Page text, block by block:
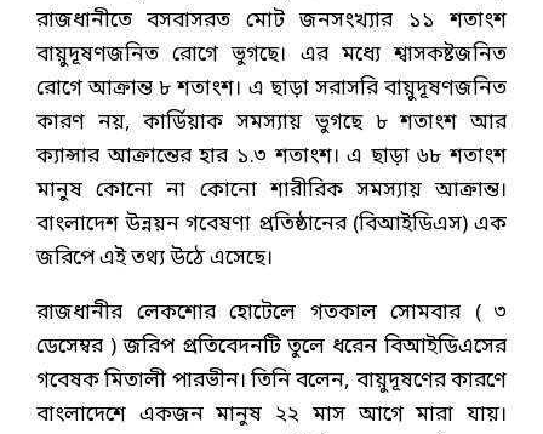
রাজধানীতে বসবাসরত মোট জনসংখ্যার ১১ শতাংশ
বায়ুদূষণজনিত রোগে ভুগছে। এর মধ্যে শ্বাসকষ্টজনিত
রোগে আক্রান্ত ৮ শতাংশ। এ ছাড়া সরাসরি বায়ুদূষণজনিত
কারণ নয়, কার্ডিয়াক সমস্যায় ভুগছে ৮ শতাংশ আর
ক্যান্সার আক্রান্তের হার ১.৩ শতাংশ। এ ছাড়া ৬৮ শতাংশ
মানুষ কোনো না কোনো শারীরিক সমস্যায় আক্রান্ত।
বাংলাদেশ উন্নয়ন গবেষণা প্রতিষ্ঠানের (বিআইডিএস) এক
জরিপে এই তথ্য উঠে এসেছে।
রাজধানীর লেকশোর হোটেলে গতকাল সোমবার ( ৩
ডেসেম্বর ) জরিপ প্রতিবেদনটি তুলে ধরেন বিআইডিএসের
গবেষক মিতালী পারভীন। তিনি বলেন, বায়ুদূষণের কারণে
বাংলাদেশে একজন মানুষ ২২ মাস আগে মারা যায়।